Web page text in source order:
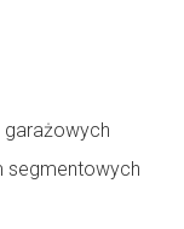
segmentowych